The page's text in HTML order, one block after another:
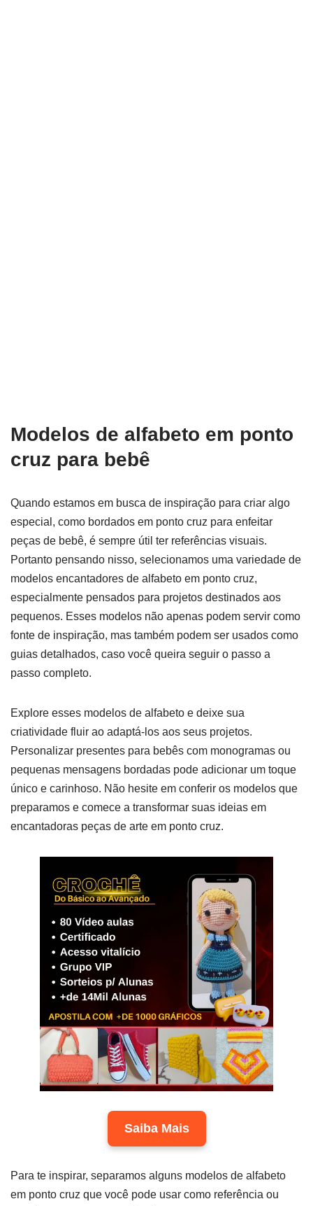
Modelos de alfabeto em ponto
cruz para bebê
Quando estamos em busca de inspiração para criar algo
especial, como bordados em ponto cruz para enfeitar
peças de bebê, é sempre útil ter referências visuais.
Portanto pensando nisso, selecionamos uma variedade de
modelos encantadores de alfabeto em ponto cruz,
especialmente pensados para projetos destinados aos
pequenos. Esses modelos não apenas podem servir como
fonte de inspiração, mas também podem ser usados como
guias detalhados, caso você queira seguir o passo a
passo completo.
Explore esses modelos de alfabeto e deixe sua
criatividade fluir ao adaptá-los aos seus projetos.
Personalizar presentes para bebês com monogramas ou
pequenas mensagens bordadas pode adicionar um toque
único e carinhoso. Não hesite em conferir os modelos que
preparamos e comece a transformar suas ideias em
encantadoras peças de arte em ponto cruz.
Saiba Mais
Para te inspirar, separamos alguns modelos de alfabeto
em ponto cruz que você pode usar como referência ou